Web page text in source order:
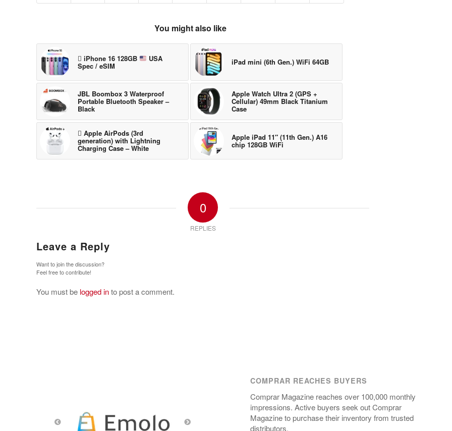
You might also like
 iPhone 16 128GB USA
Spec / eSIM iPad mini (6th Gen.) WiFi 64GB
JBL Boombox 3 Waterproof
Portable Bluetooth Speaker –
Black
Apple Watch Ultra 2 (GPS +
Cellular) 49mm Black Titanium
Case
 Apple AirPods (3rd
generation) with Lightning
Charging Case – White
Apple iPad 11″ (11th Gen.) A16
chip 128GB WiFi
0
REPLIES
Leave a Reply
Want to join the discussion?
Feel free to contribute!
You must be logged into post a comment.
COMPRAR REACHES BUYERS
Comprar Magazine reaches over 100,000 monthly
impressions. Active buyers seek out Comprar
Magazine to purchase their inventory from trusted
distributors.